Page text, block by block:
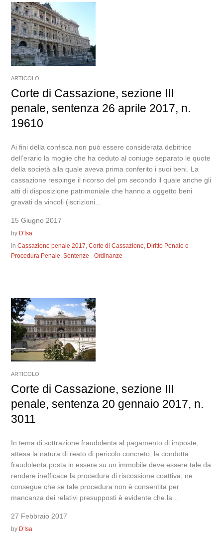
ARTICOLO
Corte di Cassazione, sezione III
penale, sentenza 26 aprile 2017, n.
19610
Ai fini della confisca non può essere considerata debitrice
dell’erario la moglie che ha ceduto al coniuge separato le quote
della società alla quale aveva prima conferito i suoi beni. La
cassazione respinge il ricorso del pm secondo il quale anche gli
atti di disposizione patrimoniale che hanno a oggetto beni
gravati da vincoli (iscrizioni...
15 Giugno 2017
by D'Isa
InCassazione penale 2017 ,Corte di Cassazione Diritto Penale e
Procedura Penale ,Sentenze - Ordinanze
ARTICOLO
Corte di Cassazione, sezione III
penale, sentenza 20 gennaio 2017, n.
3011
In tema di sottrazione fraudolenta al pagamento di imposte,
attesa la natura di reato di pericolo concreto, la condotta
fraudolenta posta in essere su un immobile deve essere tale da
rendere inefficace la procedura di riscossione coattiva; ne
consegue che se tale procedura non è consentita per
mancanza dei relativi presupposti è evidente che la...
27 Febbraio 2017
by D'Isa